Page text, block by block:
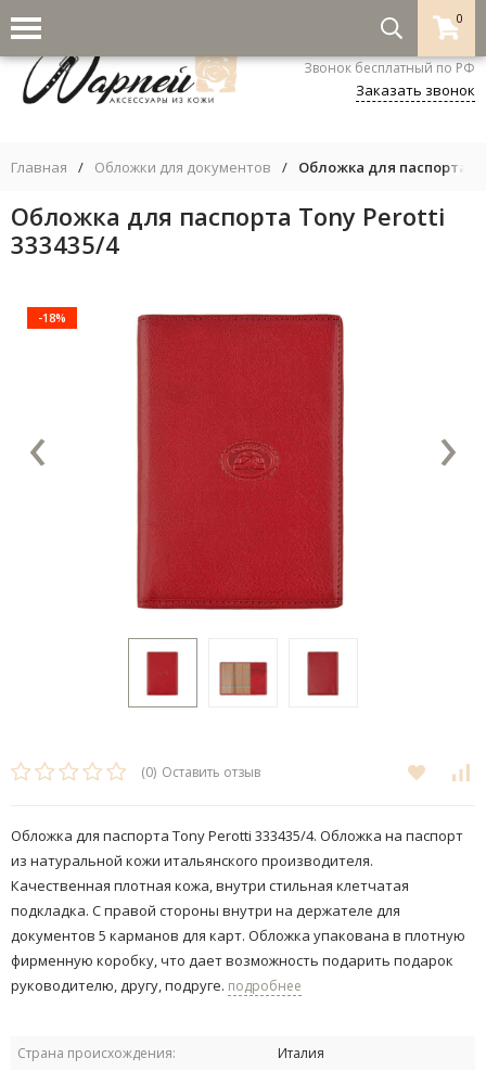
0
8-800-333-5530
Звонок бесплатный по РФ
Заказать звонок
Главная / Обложки для документов / Обложка для паспорта
Обложка для паспорта Tony Perotti
333435/4
-18%
‹ ›
(0) Оставить отзыв
Обложка для паспорта Tony Perotti 333435/4. ​Обложка на паспорт
из натуральной кожи итальянского производителя.
Качественная плотная кожа, внутри стильная клетчатая
подкладка. С правой стороны внутри на держателе для
документов 5 карманов для карт. Обложка упакована в плотную
фирменную коробку, что дает возможность подарить подарок
руководителю, другу, подруге. подробнее
Страна происхождения:
Италия